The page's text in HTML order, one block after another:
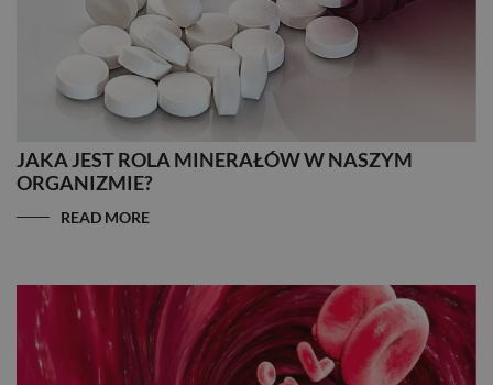
JAKA JEST ROLA MINERAŁÓW W NASZYM
ORGANIZMIE?
READ MORE